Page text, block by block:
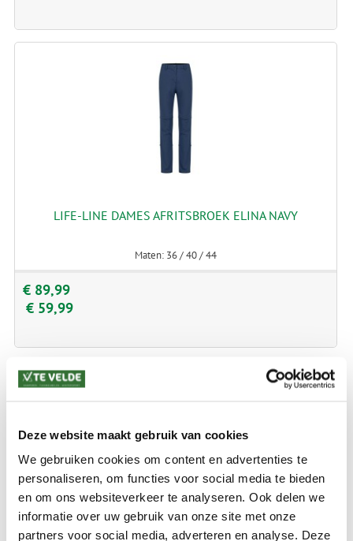
Deze website maakt gebruik van cookies
We gebruiken cookies om content en advertenties te
personaliseren, om functies voor social media te bieden
en om ons websiteverkeer te analyseren. Ook delen we
informatie over uw gebruik van onze site met onze
partners voor social media, adverteren en analyse. Deze
LIFE-LINE DAMES AFRITSBROEK ELINA NAVY
Maten: 36 / 40 / 44
€ 89,99
€ 59,99
LIFE-LINE DAMES AFRITSBROEK ELINA ANTRACIET